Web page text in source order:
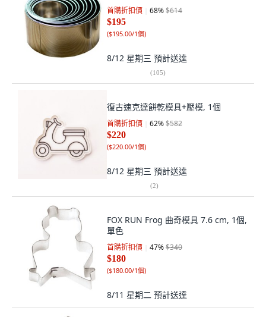
首購折扣價 68%$614
$195
($195.00/1個)
8/12 星期三 預計送達
(105)
復古速克達餅乾模具+壓模, 1個
首購折扣價 62%$582
$220
($220.00/1個)
8/12 星期三 預計送達
(2)
FOX RUN Frog 曲奇模具 7.6 cm, 1個,
單色
首購折扣價 47%$340
$180
($180.00/1個)
8/11 星期二 預計送達